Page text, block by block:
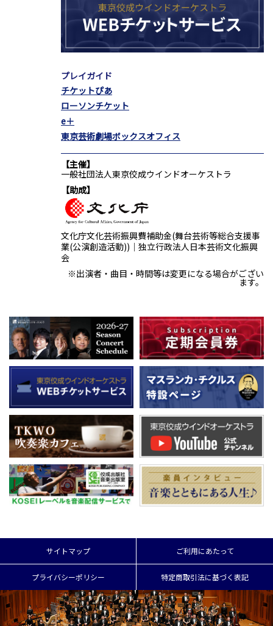
プレイガイド
チケットぴあ
ローソンチケット
e＋
東京芸術劇場ボックスオフィス
主催
一般社団法人東京佼成ウインドオーケストラ
助成
文化庁文化芸術振興費補助金(舞台芸術等総合支援事
業(公演創造活動))｜独立行政法人日本芸術文化振興
会
※出演者・曲目・時間等は変更になる場合がござい
ます。
サイトマップ ご利用にあたって
プライバシーポリシー 特定商取引法に基づく表記